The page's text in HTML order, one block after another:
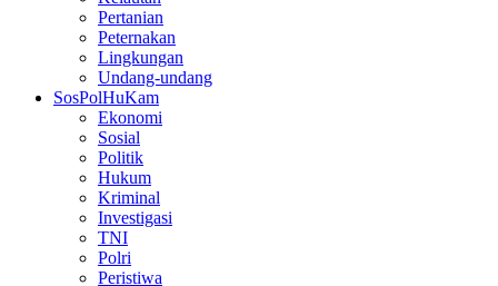
Pertanian
Peternakan
Lingkungan
Undang-undang
SosPolHuKam
Ekonomi
Sosial
Politik
Hukum
Kriminal
Investigasi
TNI
Polri
Peristiwa